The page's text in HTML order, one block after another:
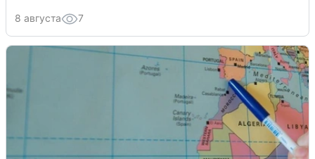
8 августа 7